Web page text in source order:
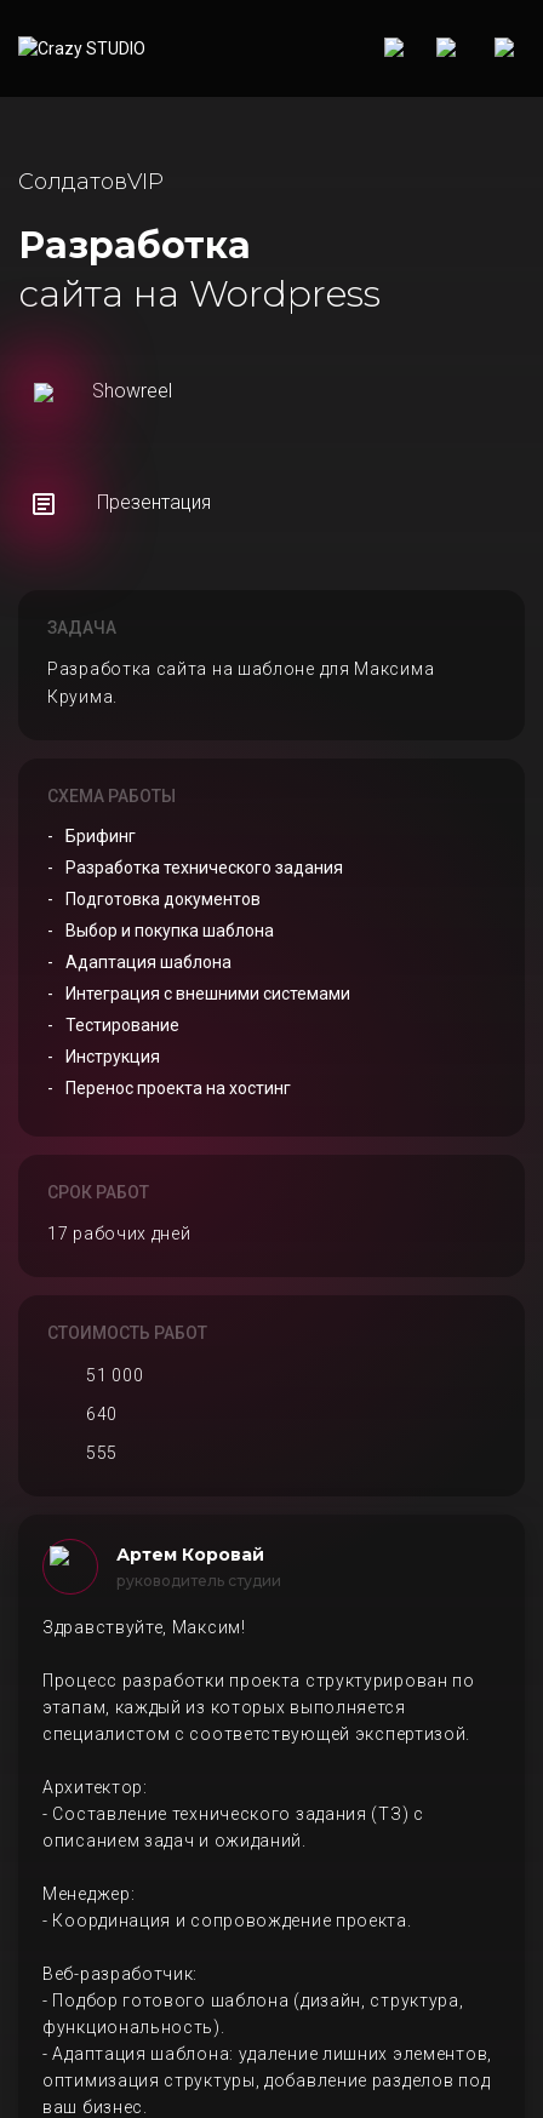
СолдатовVIP
Разработка
сайта на Wordpress
Showreel
Презентация
ЗАДАЧА
Разработка сайта на шаблоне для Максима
Круима.
СХЕМА РАБОТЫ
Брифинг
Разработка технического задания
Подготовка документов
Выбор и покупка шаблона
Адаптация шаблона
Интеграция с внешними системами
Тестирование
Инструкция
Перенос проекта на хостинг
СРОК РАБОТ
17 рабочих дней
СТОИМОСТЬ РАБОТ
51 000
640
555
Артем Коровай
руководитель студии
Здравствуйте, Максим!
Процесс разработки проекта структурирован по
этапам, каждый из которых выполняется
специалистом с соответствующей экспертизой.
Архитектор:
- Составление технического задания (ТЗ) с
описанием задач и ожиданий.
Менеджер:
- Координация и сопровождение проекта.
Веб-разработчик:
- Подбор готового шаблона (дизайн, структура,
функциональность).
- Адаптация шаблона: удаление лишних элементов,
оптимизация структуры, добавление разделов под
ваш бизнес.